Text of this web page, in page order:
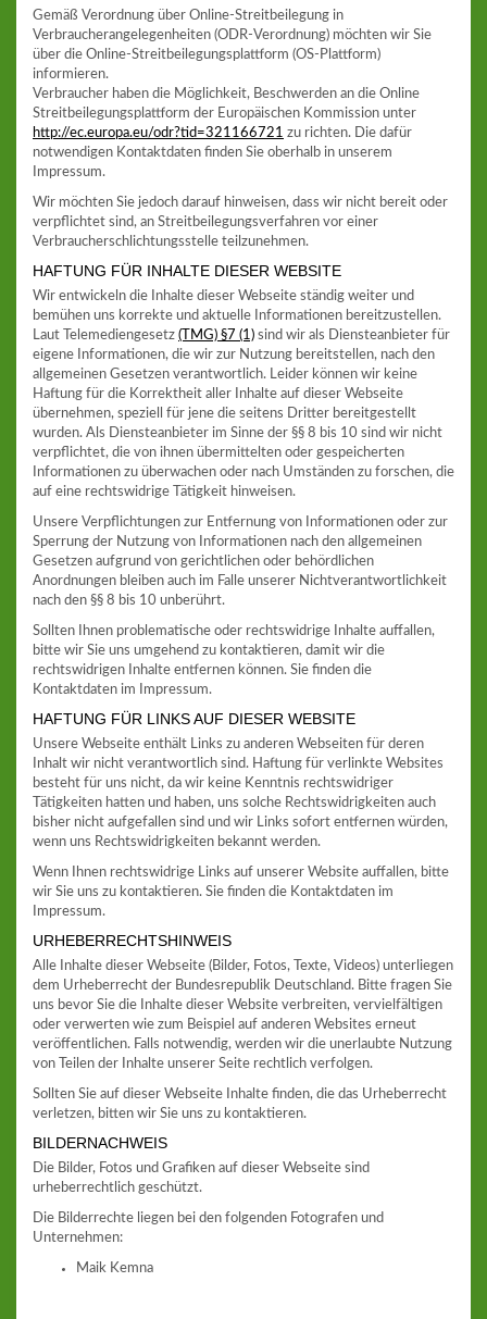
Gemäß Verordnung über Online-Streitbeilegung in
Verbraucherangelegenheiten (ODR-Verordnung) möchten wir Sie
über die Online-Streitbeilegungsplattform (OS-Plattform)
informieren.
Verbraucher haben die Möglichkeit, Beschwerden an die Online
Streitbeilegungsplattform der Europäischen Kommission unter
http://ec.europa.eu/odr?tid=321166721 zu richten. Die dafür
notwendigen Kontaktdaten finden Sie oberhalb in unserem
Impressum.
Wir möchten Sie jedoch darauf hinweisen, dass wir nicht bereit oder
verpflichtet sind, an Streitbeilegungsverfahren vor einer
Verbraucherschlichtungsstelle teilzunehmen.
HAFTUNG FÜR INHALTE DIESER WEBSITE
Wir entwickeln die Inhalte dieser Webseite ständig weiter und
bemühen uns korrekte und aktuelle Informationen bereitzustellen.
Laut Telemediengesetz (TMG) §7 (1) sind wir als Diensteanbieter für
eigene Informationen, die wir zur Nutzung bereitstellen, nach den
allgemeinen Gesetzen verantwortlich. Leider können wir keine
Haftung für die Korrektheit aller Inhalte auf dieser Webseite
übernehmen, speziell für jene die seitens Dritter bereitgestellt
wurden. Als Diensteanbieter im Sinne der §§ 8 bis 10 sind wir nicht
verpflichtet, die von ihnen übermittelten oder gespeicherten
Informationen zu überwachen oder nach Umständen zu forschen, die
auf eine rechtswidrige Tätigkeit hinweisen.
Unsere Verpflichtungen zur Entfernung von Informationen oder zur
Sperrung der Nutzung von Informationen nach den allgemeinen
Gesetzen aufgrund von gerichtlichen oder behördlichen
Anordnungen bleiben auch im Falle unserer Nichtverantwortlichkeit
nach den §§ 8 bis 10 unberührt.
Sollten Ihnen problematische oder rechtswidrige Inhalte auffallen,
bitte wir Sie uns umgehend zu kontaktieren, damit wir die
rechtswidrigen Inhalte entfernen können. Sie finden die
Kontaktdaten im Impressum.
HAFTUNG FÜR LINKS AUF DIESER WEBSITE
Unsere Webseite enthält Links zu anderen Webseiten für deren
Inhalt wir nicht verantwortlich sind. Haftung für verlinkte Websites
besteht für uns nicht, da wir keine Kenntnis rechtswidriger
Tätigkeiten hatten und haben, uns solche Rechtswidrigkeiten auch
bisher nicht aufgefallen sind und wir Links sofort entfernen würden,
wenn uns Rechtswidrigkeiten bekannt werden.
Wenn Ihnen rechtswidrige Links auf unserer Website auffallen, bitte
wir Sie uns zu kontaktieren. Sie finden die Kontaktdaten im
Impressum.
URHEBERRECHTSHINWEIS
Alle Inhalte dieser Webseite (Bilder, Fotos, Texte, Videos) unterliegen
dem Urheberrecht der Bundesrepublik Deutschland. Bitte fragen Sie
uns bevor Sie die Inhalte dieser Website verbreiten, vervielfältigen
oder verwerten wie zum Beispiel auf anderen Websites erneut
veröffentlichen. Falls notwendig, werden wir die unerlaubte Nutzung
von Teilen der Inhalte unserer Seite rechtlich verfolgen.
Sollten Sie auf dieser Webseite Inhalte finden, die das Urheberrecht
verletzen, bitten wir Sie uns zu kontaktieren.
BILDERNACHWEIS
Die Bilder, Fotos und Grafiken auf dieser Webseite sind
urheberrechtlich geschützt.
Die Bilderrechte liegen bei den folgenden Fotografen und
Unternehmen:
Maik Kemna